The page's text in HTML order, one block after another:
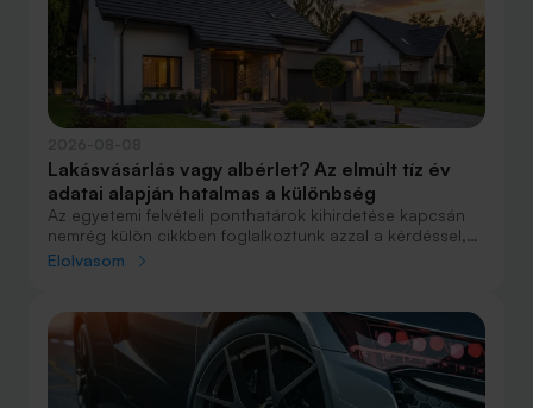
Lakásvásárlás vagy albérlet? Az elmúlt tíz év
adatai alapján hatalmas a különbség
Az egyetemi felvételi ponthatárok kihirdetése kapcsán
nemrég külön cikkben foglalkoztunk azzal a kérdéssel,
hogy lakást venni vagy vásárolni éri meg jobban. Előző
csak teheti, annak mindenképpen megéri a
lakásvásárlás. De mi a helyzet akkor, ha inkább a
múltbéli adatokra koncentrálunk? Hogyan áll ma valaki,
aki 2016-ban lakást vásárolt, illetve valaki, aki a bérlés
mellett döntött, illetve jobb híján arra kényszerült?
Elolvasom